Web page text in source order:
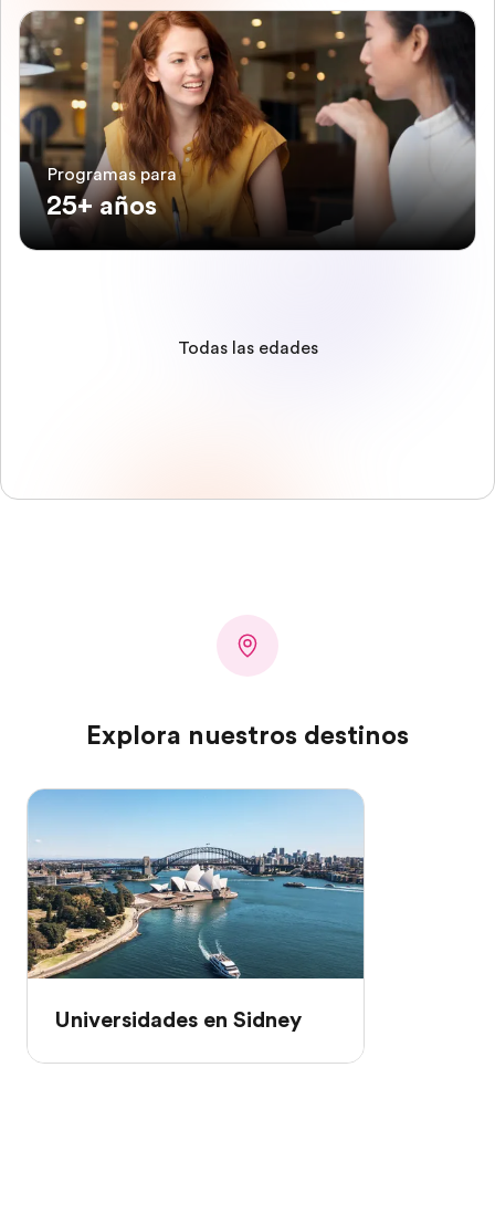
Programas para
25+ años
Todas las edades
Explora nuestros destinos
Universidades en Sidney